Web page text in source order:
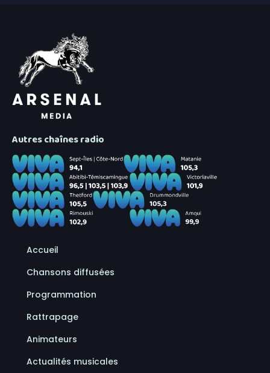
Autres chaînes radio
Accueil
Chansons diffusées
Programmation
Rattrapage
Animateurs
Actualités musicales